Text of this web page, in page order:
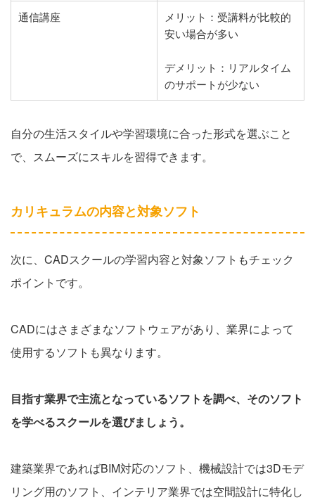
通信講座
メリット：受講料が比較的
安い場合が多い
デメリット：リアルタイム
のサポートが少ない
自分の生活スタイルや学習環境に合った形式を選ぶこと
で、スムーズにスキルを習得できます。
カリキュラムの内容と対象ソフト
次に、CADスクールの学習内容と対象ソフトもチェック
ポイントです。
CADにはさまざまなソフトウェアがあり、業界によって
使用するソフトも異なります。
目指す業界で主流となっているソフトを調べ、そのソフト
を学べるスクールを選びましょう。
建築業界であればBIM対応のソフト、機械設計では3Dモデ
リング用のソフト、インテリア業界では空間設計に特化し